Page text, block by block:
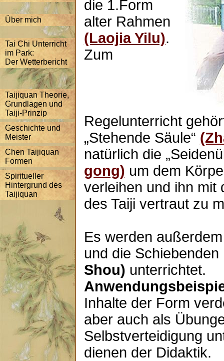
Über mich
Tai Chi Unterricht
im Park:
Der Wetterbericht
Taijiquan Theorie,
Grundlagen und
Taiji-Prinzip
Geschichte und
Meister
Chen Taijiquan
Formen
Spiritueller
Hintergrund des
Taijiquan
die 1.Form
alter Rahmen
(Laojia Yilu).
Zum
Regelunterricht
„Stehende Säule“
natürlich die
gong) um dem
verleihen und ihn mit
des Taiji vertraut zu
Es werden
und die
Shou) unterrichtet.
Inhalte der Form
aber auch als
Selbstverteidigung
dienen der Didaktik.